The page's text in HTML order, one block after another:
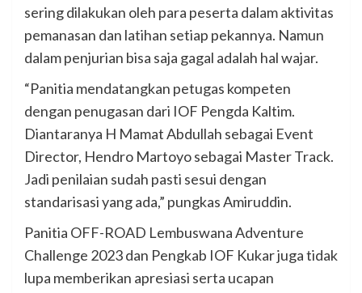
sering dilakukan oleh para peserta dalam aktivitas
pemanasan dan latihan setiap pekannya. Namun
dalam penjurian bisa saja gagal adalah hal wajar.
“Panitia mendatangkan petugas kompeten
dengan penugasan dari IOF Pengda Kaltim.
Diantaranya H Mamat Abdullah sebagai Event
Director, Hendro Martoyo sebagai Master Track.
Jadi penilaian sudah pasti sesui dengan
standarisasi yang ada,” pungkas Amiruddin.
Panitia OFF-ROAD Lembuswana Adventure
Challenge 2023 dan Pengkab IOF Kukar juga tidak
lupa memberikan apresiasi serta ucapan